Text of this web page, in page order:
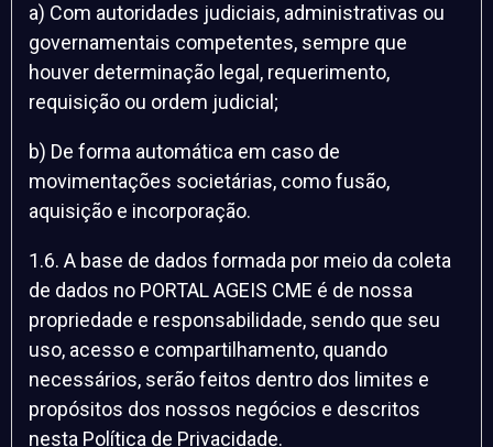
a) Com autoridades judiciais, administrativas ou
governamentais competentes, sempre que
houver determinação legal, requerimento,
requisição ou ordem judicial;
b) De forma automática em caso de
movimentações societárias, como fusão,
aquisição e incorporação.
1.6. A base de dados formada por meio da coleta
de dados no PORTAL AGEIS CME é de nossa
propriedade e responsabilidade, sendo que seu
uso, acesso e compartilhamento, quando
necessários, serão feitos dentro dos limites e
propósitos dos nossos negócios e descritos
nesta Política de Privacidade.